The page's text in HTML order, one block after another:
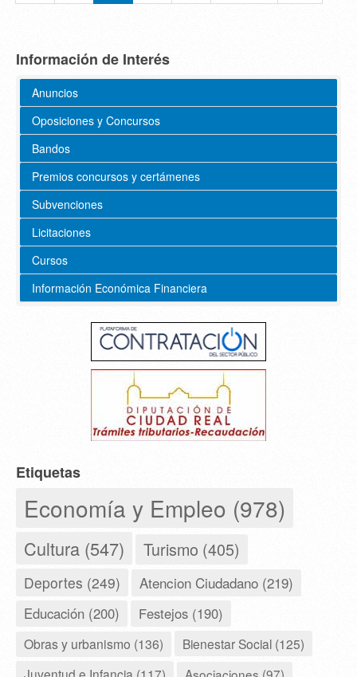
Información de Interés
Anuncios
Oposiciones y Concursos
Bandos
Premios concursos y certámenes
Subvenciones
Licitaciones
Cursos
Información Económica Financiera
Etiquetas
Economía y Empleo (978)
Cultura (547) Turismo (405)
Deportes (249) Atencion Ciudadano (219)
Educación (200) Festejos (190)
Obras y urbanismo (136)
Bienestar Social (125)